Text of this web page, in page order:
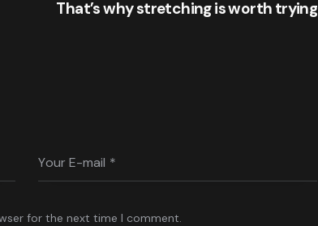
That’s why stretching is worth trying
for the next time I comment.